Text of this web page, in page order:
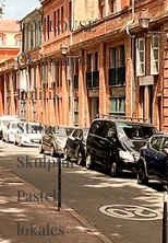
TOULOUSE
Okzitanien
Politik
Statue
Skulptur
Pastell
lokales